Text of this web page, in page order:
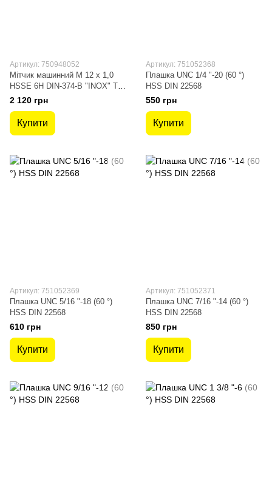
Артикул: 750948052
Мітчик машинний М 12 х 1,0
HSSE 6H DIN-374-B "INOX" TiN
для наскрізних отворів
2 120 грн
Купити
Артикул: 751052368
Плашка UNC 1/4 "-20 (60 °)
HSS DIN 22568
550 грн
Купити
Артикул: 751052369
Плашка UNC 5/16 "-18 (60 °)
HSS DIN 22568
610 грн
Купити
Артикул: 751052371
Плашка UNC 7/16 "-14 (60 °)
HSS DIN 22568
850 грн
Купити